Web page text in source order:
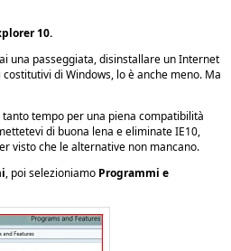
10.
una passeggiata, disinstallare un Internet
di Windows, lo è anche meno. Ma
tempo per una piena compatibilità
di buona lena e eliminate IE10,
visto che le alternative non mancano.
, poi selezioniamo Programmi e